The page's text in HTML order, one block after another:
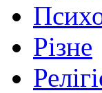
Різне